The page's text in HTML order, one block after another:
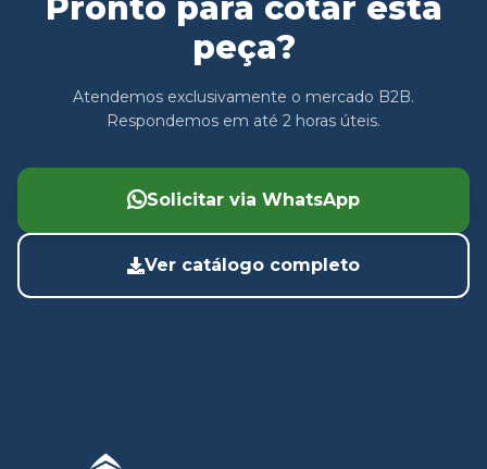
Pronto para cotar esta
peça?
Atendemos exclusivamente o mercado B2B.
Respondemos em até 2 horas úteis.
Solicitar via WhatsApp
Ver catálogo completo